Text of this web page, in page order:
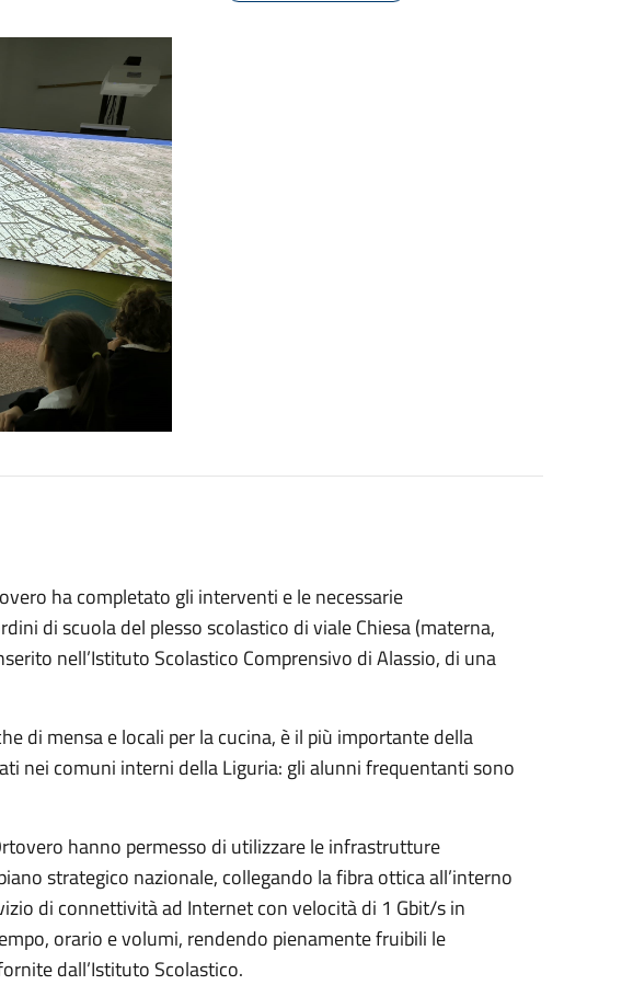
ha completato gli interventi e le necessarie
di scuola del plesso scolastico di viale Chiesa (materna,
nell’Istituto Scolastico Comprensivo di Alassio, di una
di mensa e locali per la cucina, è il più importante della
nei comuni interni della Liguria: gli alunni frequentanti sono
hanno permesso di utilizzare le infrastrutture
strategico nazionale, collegando la fibra ottica all’interno
di connettività ad Internet con velocità di 1 Gbit/s in
orario e volumi, rendendo pienamente fruibili le
dall’Istituto Scolastico.